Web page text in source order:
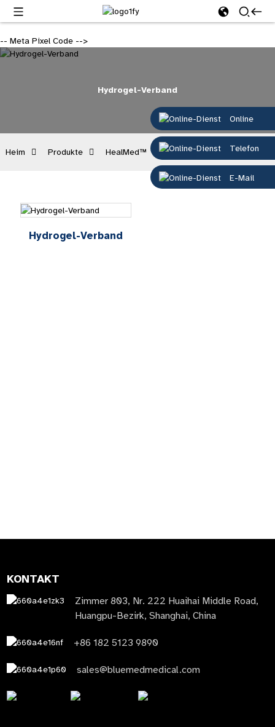
-- Meta Pixel Code -->
Online
Telefon
E-Mail
Hydrogel-Verband
Heim Produkte HealMed™ Hydrogel-Verband
Hydrogel-Verband
KONTAKT
Zimmer 803, Nr. 222 Huaihai Middle Road,
Huangpu-Bezirk, Shanghai, China
+86 182 5123 9890
sales@bluemedmedical.com